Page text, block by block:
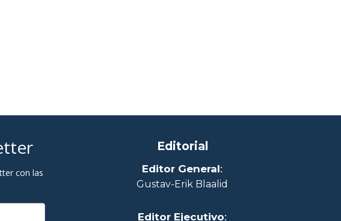
con las
Editorial
Editor General:
Gustav-Erik Blaalid
Editor Ejecutivo: